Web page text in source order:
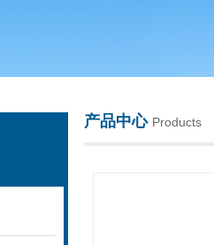
产品中心 Products